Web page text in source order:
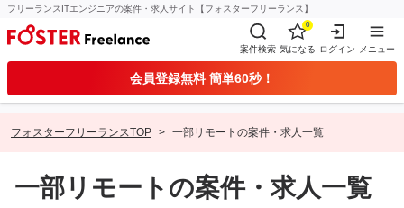
フリーランスITエンジニアの案件・求人サイト【フォスターフリーランス】
案件検索
0
気になる ログイン メニュー
会員登録無料 簡単60秒！
フォスターフリーランスTOP 一部リモートの案件・求人一覧
一部リモートの案件・求人一覧